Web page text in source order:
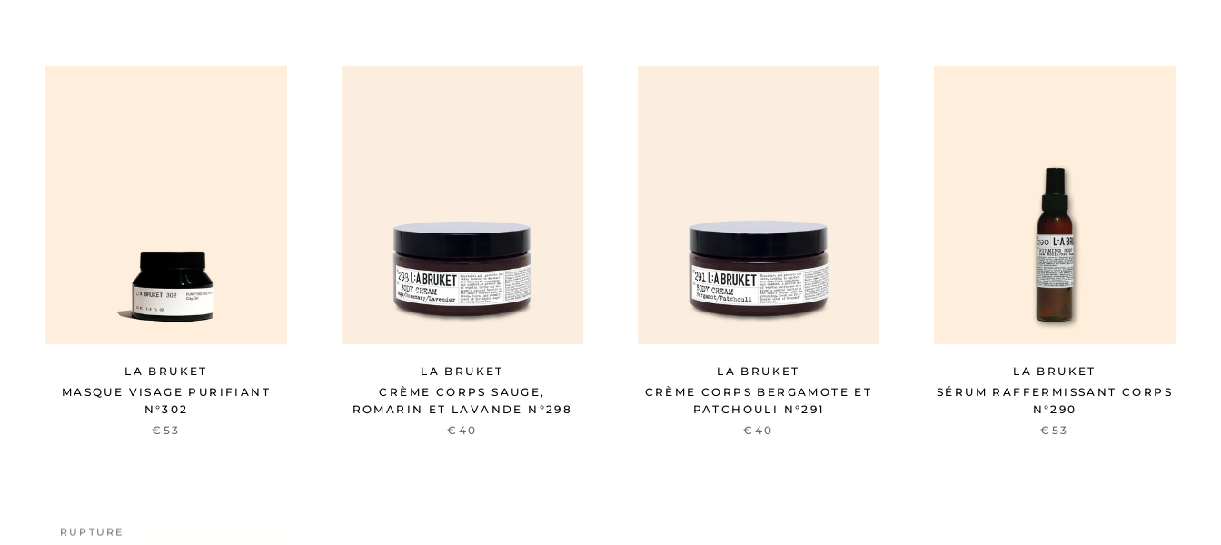
LA BRUKET
MASQUE VISAGE PURIFIANT
N°302
€53
LA BRUKET
CRÈME CORPS SAUGE,
ROMARIN ET LAVANDE N°298
€40
LA BRUKET
CRÈME CORPS BERGAMOTE ET
PATCHOULI N°291
€40
LA BRUKET
SÉRUM RAFFERMISSANT CORPS
N°290
€53
RUPTURE